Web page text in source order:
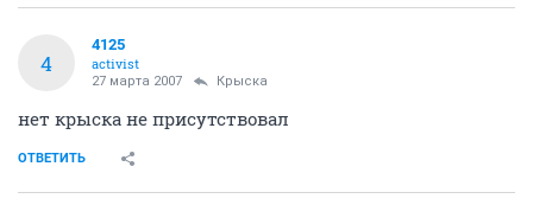
4
4125
activist
27 марта 2007 Крыска
нет крыска не присутствовал
ОТВЕТИТЬ